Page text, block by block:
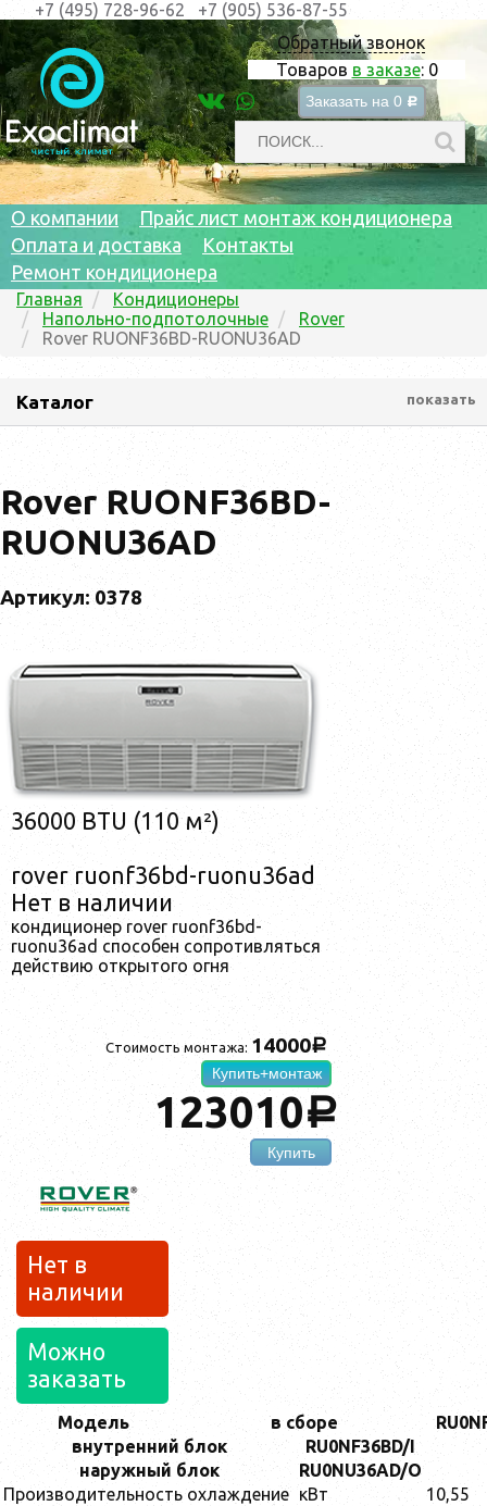
Обратный звонок
Товаров в заказе: 0
Заказать на 0 c
+7 (495) 728-96-62 +7 (905) 536-87-55
О компании
Прайс лист монтаж кондиционера
Оплата и доставка
Контакты
Ремонт кондиционера
Главная
Кондиционеры
Напольно-подпотолочные
Rover
Rover RUONF36BD-RUONU36AD
Каталог показать
Rover RUONF36BD-
RUONU36AD
Артикул: 0378
36000 BTU (110 м²)
rover ruonf36bd-ruonu36ad
Нет в наличии
кондиционер rover ruonf36bd-
ruonu36ad способен сопротивляться
действию открытого огня
Стоимость монтажа: 14000a
Купить+монтаж
123010a
Купить
Нет в
наличии
Можно
заказать
Модель в сборе
внутренний блок
RU0NF36BD/I
наружный блок
RU0NU36AD/O
Производительность охлаждение кВт
10,55